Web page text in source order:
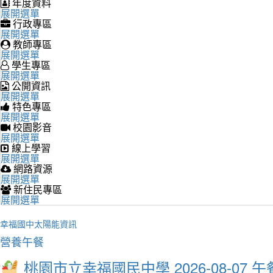
展開選單
行政專區
展開選單
教師專區
展開選單
學生專區
展開選單
公開資訊
展開選單
特色專區
展開選單
校園影音
展開選單
線上學習
展開選單
網路資源
展開選單
新住民專區
展開選單
幸福國中太陽能資訊
營養午餐
桃園市立幸福國民中學 2026-08-07 午